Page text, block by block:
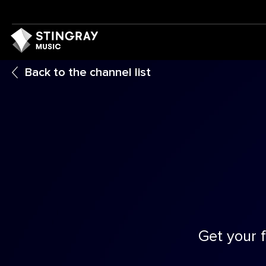
Back to the channel list
Get your